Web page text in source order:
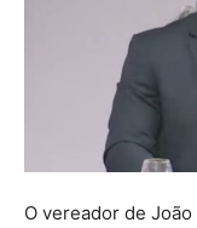
O vereador de